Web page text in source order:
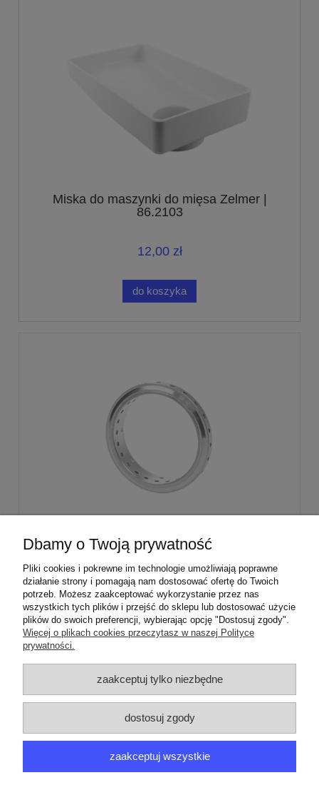
Miska do maszynki do mięsa Zelmer |
86.2103
12,00 zł
do koszyka
Stabilizator palnika średniego Sabaf Amica
Mastercook
29,00 zł
ZAMÓWIENIA
PRODUCENCI
MOJE KONTO
Dbamy o Twoją prywatność
Pliki cookies i pokrewne im technologie umożliwiają poprawne
działanie strony i pomagają nam dostosować ofertę do Twoich
potrzeb. Możesz zaakceptować wykorzystanie przez nas
wszystkich tych plików i przejść do sklepu lub dostosować użycie
plików do swoich preferencji, wybierając opcję "Dostosuj zgody".
Więcej o plikach cookies przeczytasz w naszej Polityce
prywatności.
zaakceptuj tylko niezbędne
dostosuj zgody
zaakceptuj wszystkie